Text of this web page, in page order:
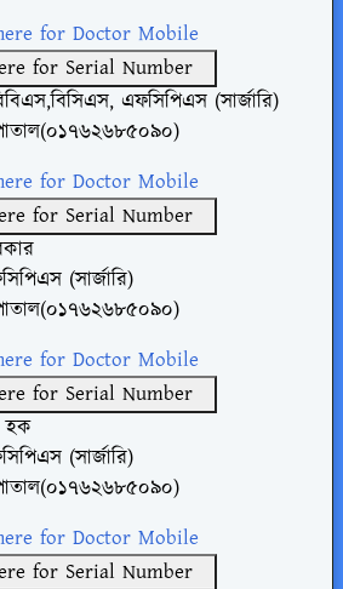
for Doctor Mobile
for Serial Number
এফসিপিএস (সার্জারি)
for Doctor Mobile
for Serial Number
(সার্জারি)
for Doctor Mobile
for Serial Number
হক
(সার্জারি)
for Doctor Mobile
for Serial Number